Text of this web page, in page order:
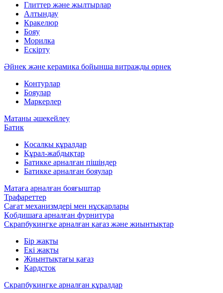
Глиттер және жылтырлар
Алтындау
Кракелюр
Бояу
Морилка
Ескірту
Әйнек және керамика бойынша витражды өрнек
Контурлар
Бояулар
Маркерлер
Матаны әшекейлеу
Батик
Қосалқы құралдар
Құрал-жабдықтар
Батикке арналған пішіндер
Батикке арналған бояулар
Матаға арналған бояғыштар
Трафареттер
Сағат механизмдері мен нұсқарлары
Қобдишаға арналған фурнитура
Скрапбукингке арналған қағаз және жиынтықтар
Бір жақты
Екі жақты
Жиынтықтағы қағаз
Кардсток
Скрапбукингке арналған құралдар